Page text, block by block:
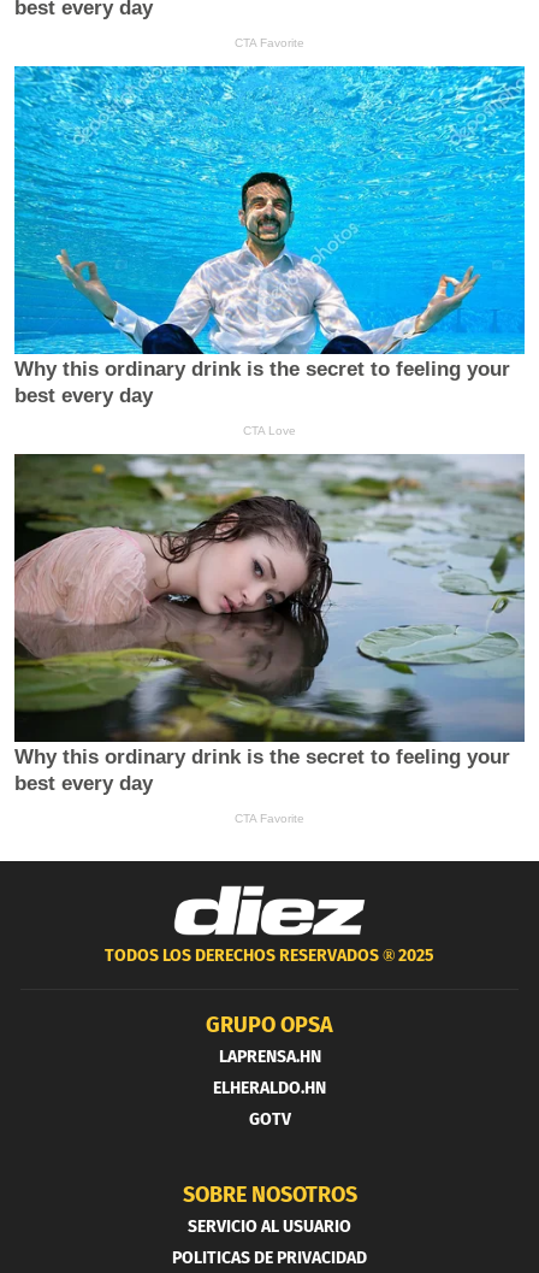
TODOS LOS DERECHOS RESERVADOS ®2025
GRUPO OPSA
LAPRENSA.HN
ELHERALDO.HN
GOTV
SOBRE NOSOTROS
SERVICIO AL USUARIO
POLITICAS DE PRIVACIDAD